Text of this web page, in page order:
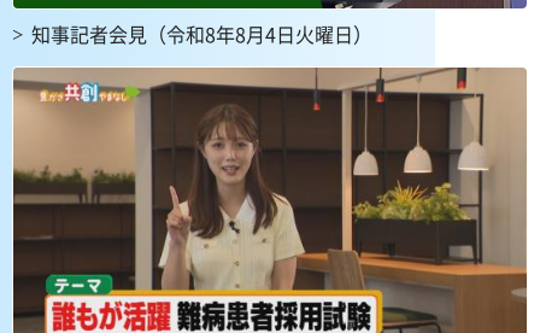
知事記者会見（令和8年8月4日火曜日）